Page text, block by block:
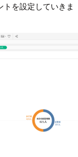
を設定していきま